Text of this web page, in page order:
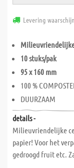
Levering
10 stuks/pak
95 x 160 mm
100 %
DUURZAAM
details -
Milieuvriendelijke
papier! Voor het
gedroogd fruit etc.